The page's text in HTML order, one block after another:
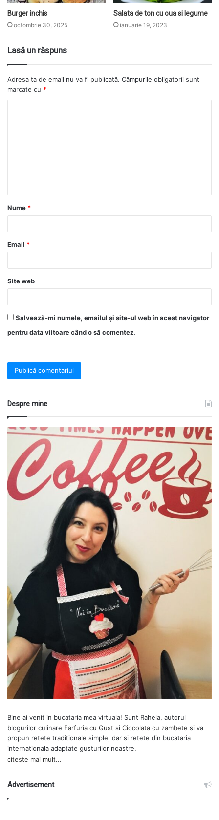
Burger inchis
octombrie 30, 2025
Salata de ton cu oua si legume
ianuarie 19, 2023
Lasă un răspuns
Adresa ta de email nu va fi publicată. Câmpurile obligatorii sunt
marcate cu *
Nume *
Email *
Site web
Salvează-mi numele, emailul și site-ul web în acest navigator
pentru data viitoare când o să comentez.
Despre mine
Bine ai venit in bucataria mea virtuala! Sunt Rahela, autorul
blogurilor culinare Farfuria cu Gust si Ciocolata cu zambete si va
propun retete traditionale simple, dar si retete din bucataria
internationala adaptate gusturilor noastre.
citeste mai mult...
Advertisement